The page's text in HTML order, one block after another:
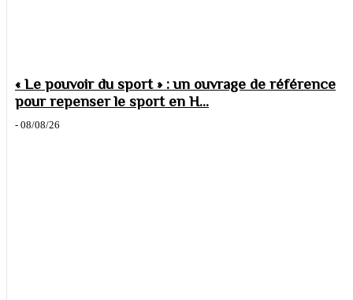
« Le pouvoir du sport » : un ouvrage de référence
pour repenser le sport en H...
- 08/08/26